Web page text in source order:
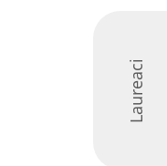
Laureaci